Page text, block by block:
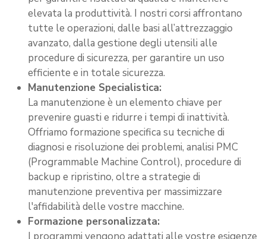
elevata la produttività. I nostri corsi affrontano
tutte le operazioni, dalle basi all’attrezzaggio
avanzato, dalla gestione degli utensili alle
procedure di sicurezza, per garantire un uso
efficiente e in totale sicurezza.
Manutenzione Specialistica:
La manutenzione è un elemento chiave per
prevenire guasti e ridurre i tempi di inattività.
Offriamo formazione specifica su tecniche di
diagnosi e risoluzione dei problemi, analisi PMC
(Programmable Machine Control), procedure di
backup e ripristino, oltre a strategie di
manutenzione preventiva per massimizzare
l'affidabilità delle vostre macchine.
Formazione personalizzata: